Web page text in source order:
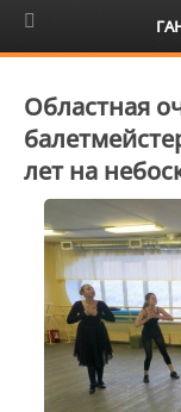
6+
Областная
лет на